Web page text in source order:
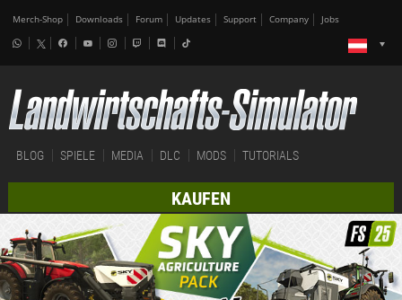
Merch-Shop Downloads Forum Updates Support Company Jobs
BLOG SPIELE MEDIA DLC MODS TUTORIALS
KAUFEN